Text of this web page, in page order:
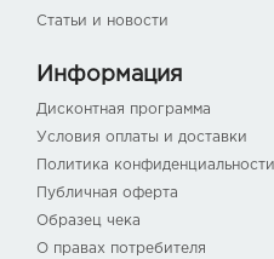
Статьи и новости
Информация
Дисконтная программа
Условия оплаты и доставки
Политика конфиденциальности
Публичная оферта
Образец чека
О правах потребителя